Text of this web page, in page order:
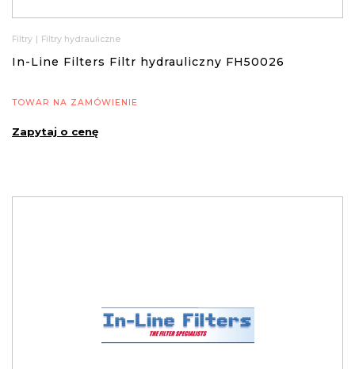
Filtry | Filtry hydrauliczne
In-Line Filters Filtr hydrauliczny FH50026
TOWAR NA ZAMÓWIENIE
Zapytaj o cenę